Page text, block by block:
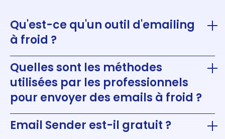
Qu'est-ce qu'un outil d'emailing
à froid ?
Quelles sont les méthodes
utilisées par les professionnels
pour envoyer des emails à froid ?
Email Sender est-il gratuit ?